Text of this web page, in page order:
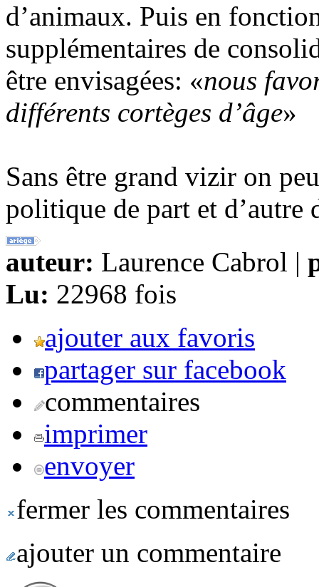
d’animaux. Puis en
supplémentaires de
être envisagées: «nous
différents cortèges d’âge»
Sans être grand vizir on
politique de part et d’autre
auteur: Laurence Cabrol |
Lu: 22968 fois
ajouter aux favoris
partager sur facebook
commentaires
imprimer
envoyer
fermer les commentaires
ajouter un commentaire